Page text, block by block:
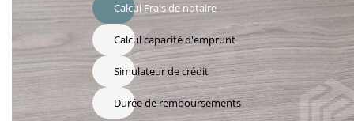
Calcul Frais de notaire
Calcul capacité d'emprunt
Simulateur de crédit
Durée de remboursements